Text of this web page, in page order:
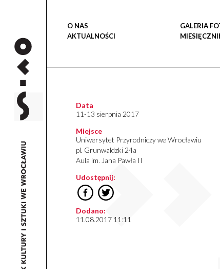
O NAS
AKTUALNOŚCI
GALERIA
Data
11-13 sierpnia 2017
Miejsce
Uniwersytet Przyrodniczy we Wrocławiu
pl. Grunwaldzki 24a
Aula im. Jana Pawła II
Udostępnij:
Dodano:
11.08.2017 11:11